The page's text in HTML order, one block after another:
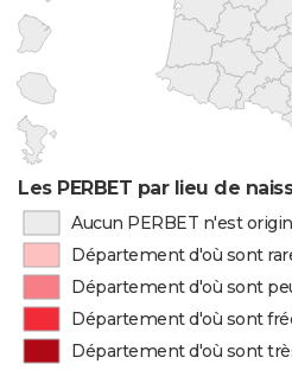
Les PERBET par lieu de
Aucun PERBET n'est
Département d'où sont
Département d'où sont
Département d'où sont
Département d'où sont